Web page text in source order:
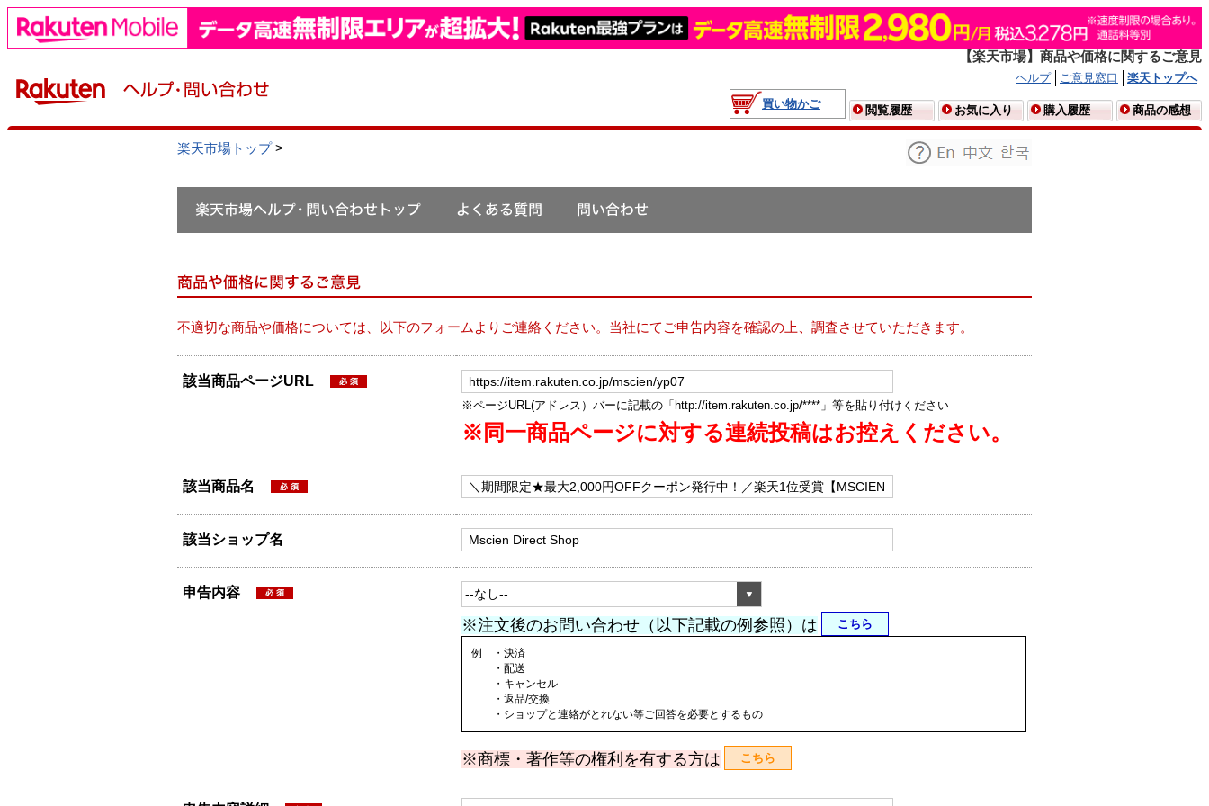
【楽天市場】商品や価格に関するご意見
ヘルプ ご意見窓口
楽天トップへ
買い物かご
閲覧履歴 お気に入り 購入履歴 商品の感想
楽天市場トップ>
不適切な商品や価格については、以下のフォームよりご連絡ください。当社にてご申告内容を確認の上、調査させていただきます。
該当商品ページURL
※ページURL(アドレス）バーに記載の「http://item.rakuten.co.jp/****」等を貼り付けください
※同一商品ページに対する連続投稿はお控えください。
該当商品名
該当ショップ名
申告内容
※注文後のお問い合わせ（以下記載の例参照）は こちら
例 ・決済
・配送
・キャンセル
・返品/交換
・ショップと連絡がとれない等ご回答を必要とするもの
※商標・著作等の権利を有する方は こちら